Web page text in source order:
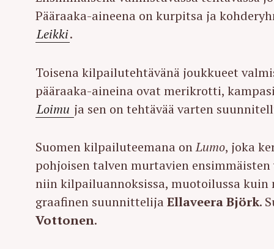
Pääraaka-aineena on kurpitsa ja
Leikki.
Toisena kilpailutehtävänä joukkueet
pääraaka-aineina ovat merikrotti,
Loimu ja sen on tehtävää varten
Suomen kilpailuteemana onLumo, joka
pohjoisen talven murtavien ensimmäisten
niin kilpailuannoksissa, muotoilussa
graafinen suunnittelijaEllaveera Björk.
Vottonen.